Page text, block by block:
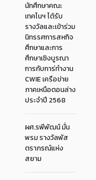
นักศึกษาคณะ
เทคโนฯ ได้รับ
รางวัลและเข้าร่วม
นิทรรศการสหกิจ
ศึกษาและการ
ศึกษาเชิงบูรณา
การกับการ่ทำงาน
CWIE เครือข่าย
ภาคเหนือตอนล่าง
ประจำปี 2568
ผศ.รพีพัฒน์ มั่น
พรม รางวัลพัส
ตราภรณ์แห่ง
สยาม